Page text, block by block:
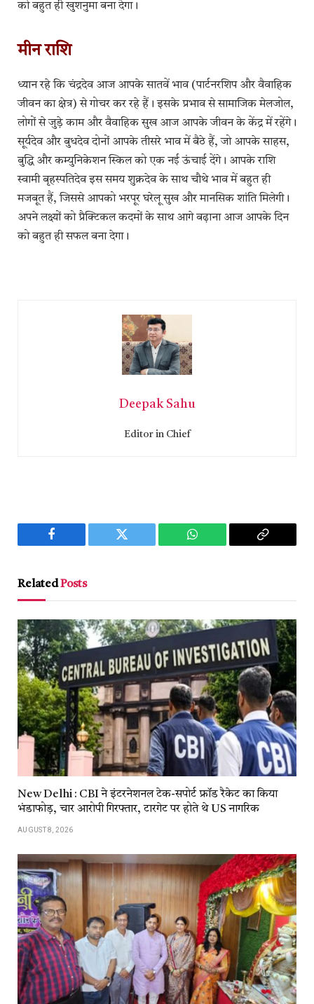
को बहुत ही खुशनुमा बना देगा।
मीन राशि
ध्यान रहे कि चंद्रदेव आज आपके सातवें भाव (पार्टनरशिप और वैवाहिक
जीवन का क्षेत्र) से गोचर कर रहे हैं। इसके प्रभाव से सामाजिक मेलजोल,
लोगों से जुड़े काम और वैवाहिक सुख आज आपके जीवन के केंद्र में रहेंगे।
सूर्यदेव और बुधदेव दोनों आपके तीसरे भाव में बैठे हैं, जो आपके साहस,
बुद्धि और कम्युनिकेशन स्किल को एक नई ऊंचाई देंगे। आपके राशि
स्वामी बृहस्पतिदेव इस समय शुक्रदेव के साथ चौथे भाव में बहुत ही
मजबूत हैं, जिससे आपको भरपूर घरेलू सुख और मानसिक शांति मिलेगी।
अपने लक्ष्यों को प्रैक्टिकल कदमों के साथ आगे बढ़ाना आज आपके दिन
को बहुत ही सफल बना देगा।
Deepak Sahu
Editor in Chief
Facebook Twitter WhatsApp
Copy
RelatedPosts
New Delhi : CBI ने इंटरनेशनल टेक-सपोर्ट फ्रॉड रैकेट का किया
भंडाफोड़, चार आरोपी गिरफ्तार, टारगेट पर होते थे US नागरिक
AUGUST 8, 2026